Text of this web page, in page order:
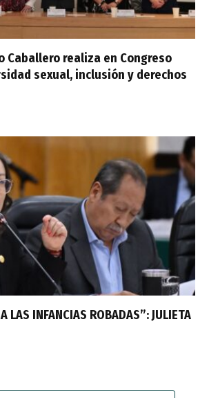
Caballero realiza en Congreso
sexual, inclusión y derechos
LAS INFANCIAS ROBADAS”: JULIETA